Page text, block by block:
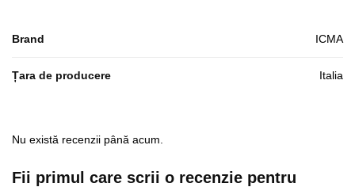
Brand ICMA
Țara de producere Italia
Nu există recenzii până acum.
Fii primul care scrii o recenzie pentru